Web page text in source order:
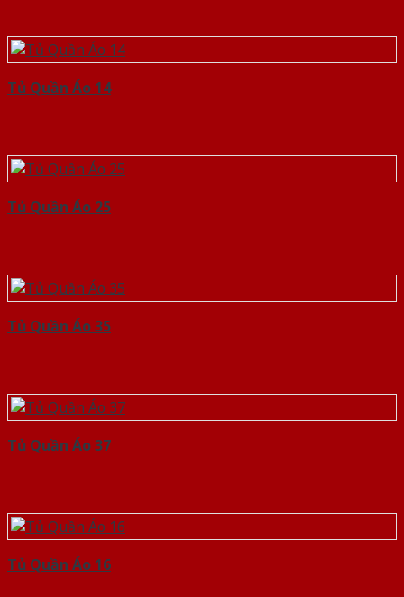
Tủ Quần Áo 14
Tủ Quần Áo 25
Tủ Quần Áo 35
Tủ Quần Áo 37
Tủ Quần Áo 16